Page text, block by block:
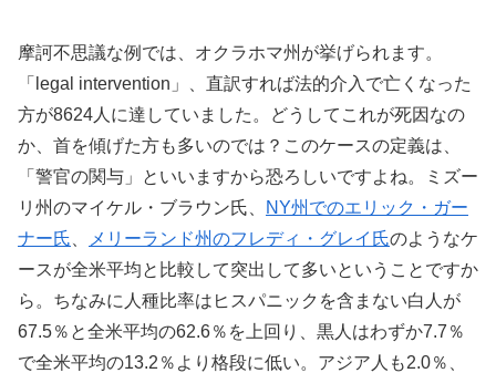
摩訶不思議な例では、オクラホマ州が挙げられます。
「legal intervention」、直訳すれば法的介入で亡くなった
方が8624人に達していました。どうしてこれが死因なの
か、首を傾げた方も多いのでは？このケースの定義は、
「警官の関与」といいますから恐ろしいですよね。ミズー
リ州のマイケル・ブラウン氏、
NY州でのエリック・ガー
ナー氏
メリーランド州のフレディ・グレイ氏のようなケ
ースが全米平均と比較して突出して多いということですか
ら。ちなみに人種比率はヒスパニックを含まない白人が
67.5％と全米平均の62.6％を上回り、黒人はわずか7.7％
で全米平均の13.2％より格段に低い。アジア人も2.0％、